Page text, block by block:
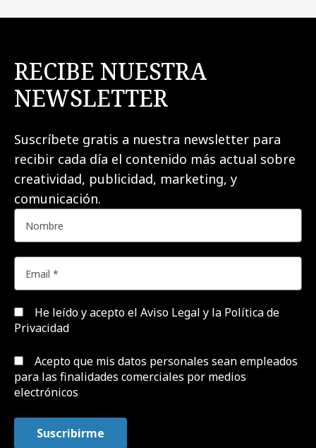
RECIBE NUESTRA
NEWSLETTER
Suscríbete gratis a nuestra newsletter para
recibir cada día el contenido más actual sobre
creatividad, publicidad, marketing, y
comunicación.
He leído y acepto el Aviso Legal y la Política de
Privacidad
Acepto que mis datos personales sean empleados
para las finalidades comerciales por medios
electrónicos